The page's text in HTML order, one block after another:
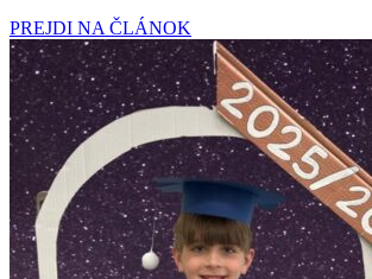
PREJDI NA ČLÁNOK